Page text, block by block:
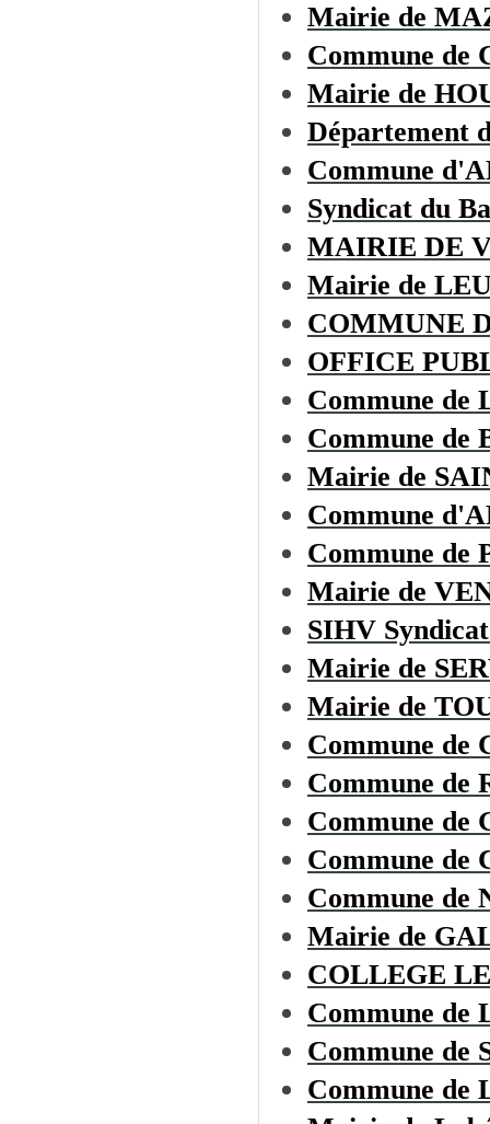
Mairie de
Commune de
Mairie de
Département
Commune
Syndicat du
MAIRIE DE
Mairie de
COMMUNE
OFFICE
Commune de
Commune de
Mairie de
Commune
Commune de
Mairie de
SIHV
Mairie de
Mairie de
Commune de
Commune
Commune de
Commune de
Commune de
Mairie de
COLLEGE
Commune de
Commune de
Commune de